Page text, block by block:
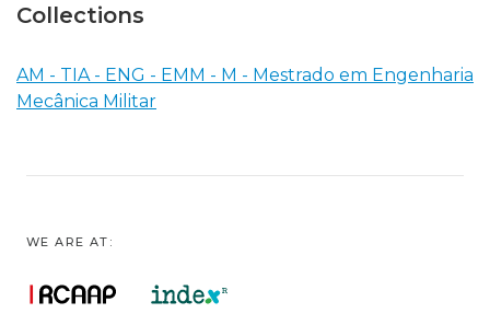
Collections
AM - TIA - ENG - EMM - M - Mestrado em Engenharia
Mecânica Militar
WE ARE AT: